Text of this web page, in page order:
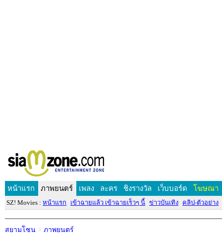
หน้าแรก ภาพยนตร์ เพลง ละคร ชิงรางวัล เว็บบอร์ด โฆษณา
SZ! Movies : หน้าแรก เข้าฉายแล้ว เข้าฉายเร็วๆ นี้ ข่าวบันเทิง คลิป-ตัวอย่าง
สยามโซน > ภาพยนตร์